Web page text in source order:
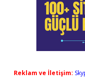
Reklam ve İletişim: